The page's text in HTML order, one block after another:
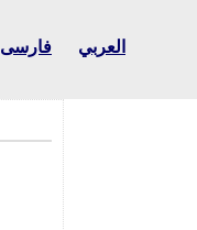
العربي فارسی